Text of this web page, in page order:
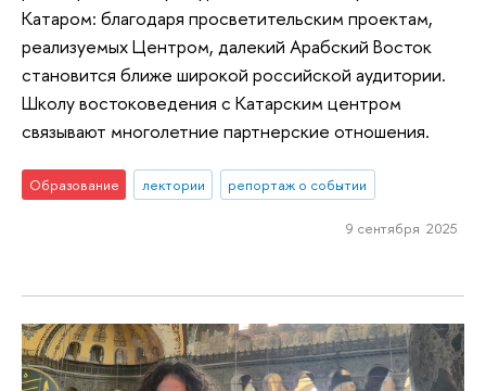
Катаром: благодаря просветительским проектам,
реализуемых Центром, далекий Арабский Восток
становится ближе широкой российской аудитории.
Школу востоковедения с Катарским центром
связывают многолетние партнерские отношения.
Образование лектории репортаж о событии
9 сентября 2025